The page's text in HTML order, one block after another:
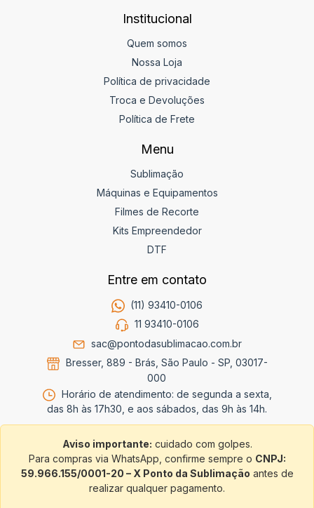
Institucional
Quem somos
Nossa Loja
Política de privacidade
Troca e Devoluções
Política de Frete
Menu
Sublimação
Máquinas e Equipamentos
Filmes de Recorte
Kits Empreendedor
DTF
Entre em contato
(11) 93410-0106
11 93410-0106
sac@pontodasublimacao.com.br
Bresser, 889 - Brás, São Paulo - SP, 03017-
000
Horário de atendimento: de segunda a sexta,
das 8h às 17h30, e aos sábados, das 9h às 14h.
Aviso importante: cuidado com golpes.
Para compras via WhatsApp, confirme sempre o CNPJ:
59.966.155/0001-20 – X Ponto da Sublimação antes de
realizar qualquer pagamento.